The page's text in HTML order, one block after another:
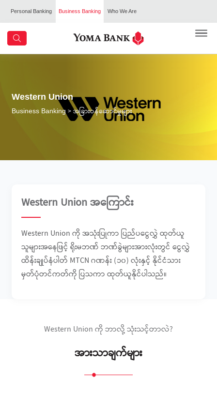
Personal Banking Business Banking Who We Are
Western Union
Business Banking> အခြားဝန်ဆောင်မှုများ
Western Union အကြောင်း
Western Union ကို အသုံးပြုကာ ပြည်ပငွေလွှဲ ထုတ်ယူ
သူများအနေဖြင့် ရိုးမဘဏ် ဘဏ်ခွဲများအားလုံးတွင် ငွေလွှဲ
ထိန်းချုပ်နံပါတ် MTCN ဂဏန်း (၁၀) လုံးနှင့် နိုင်ငံသား
မှတ်ပုံတင်ကတ်ကို ပြသကာ ထုတ်ယူနိုင်ပါသည်။
Western Union ကို ဘာလို့ သုံးသင့်တာလဲ?
အားသာချက်များ